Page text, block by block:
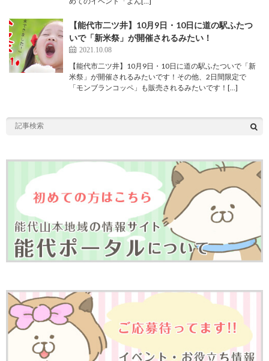
【能代市二ツ井】10月9日・10日に道の駅ふたつ
いで「新米祭」が開催されるみたい！
2021.10.08
【能代市二ツ井】10月9日・10日に道の駅ふたついで「新
米祭」が開催されるみたいです！その他、2日間限定で
「モンブランコッペ」も販売されるみたいです！[…]